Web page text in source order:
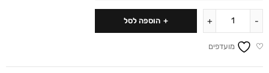
הוספה לסל
מועדפים